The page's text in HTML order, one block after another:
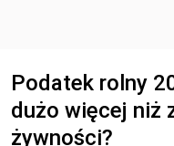
Podatek rolny
dużo więcej niż
żywności?